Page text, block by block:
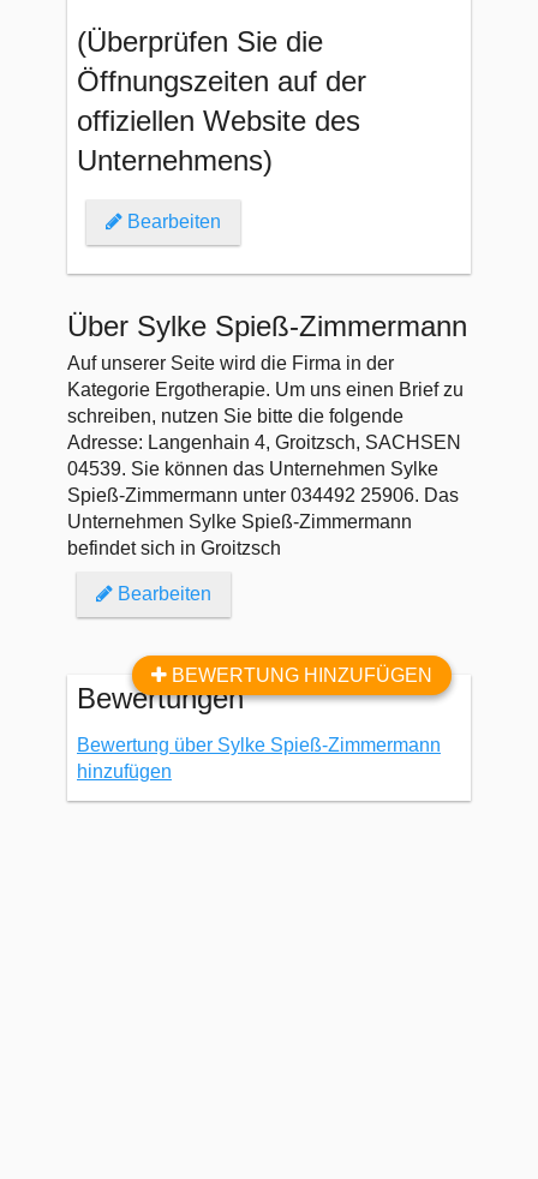
(Überprüfen Sie die
Öffnungszeiten auf der
offiziellen Website des
Unternehmens)
Bearbeiten
Über Sylke Spieß-Zimmermann
Auf unserer Seite wird die Firma in der
Kategorie Ergotherapie. Um uns einen Brief zu
schreiben, nutzen Sie bitte die folgende
Adresse: Langenhain 4, Groitzsch, SACHSEN
04539. Sie können das Unternehmen Sylke
Spieß-Zimmermann unter 034492 25906. Das
Unternehmen Sylke Spieß-Zimmermann
befindet sich in Groitzsch
Bearbeiten
BEWERTUNG HINZUFÜGEN
Bewertungen
Bewertung über Sylke Spieß-Zimmermann
hinzufügen